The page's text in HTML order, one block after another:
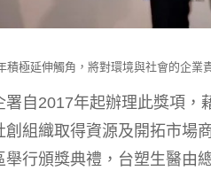
積極延伸觸角，將對環境與社會的企業
署自2017年起辦理此獎項，
創組織取得資源及開拓市場
舉行頒獎典禮，台塑生醫由